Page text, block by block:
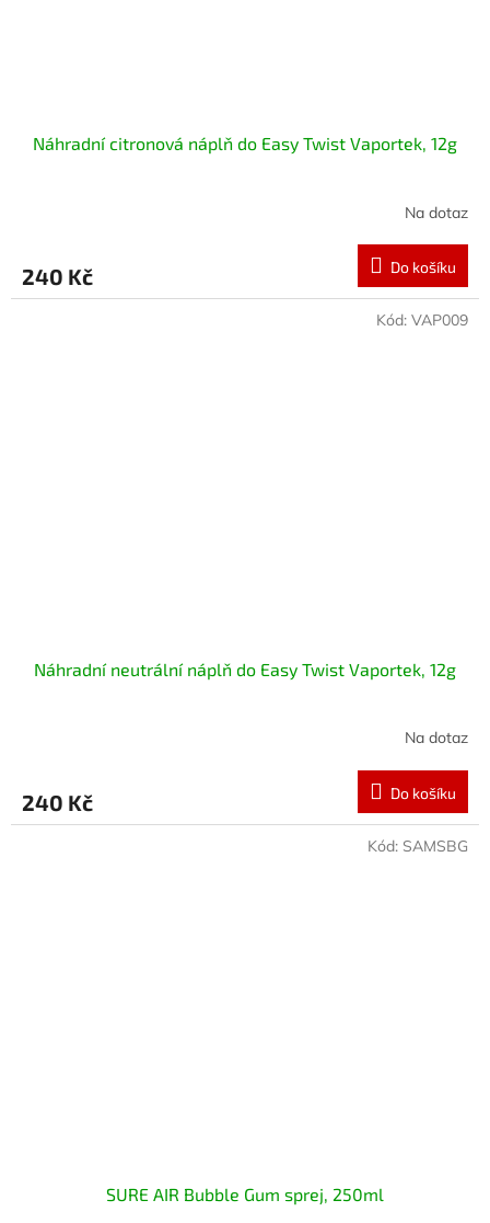
Náhradní citronová náplň do Easy Twist Vaportek, 12g
Na dotaz
240 Kč Do košíku
Náhradní neutrální náplň do Easy Twist Vaportek, 12g
Na dotaz
240 Kč Do košíku
Kód: VAP009
SURE AIR Bubble Gum sprej, 250ml
Kód: SAMSBG